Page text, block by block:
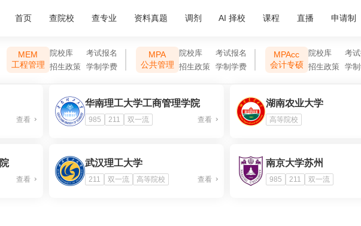
首页 查院校 查专业 资料真题 调剂 AI 择校 课程 直播 申请制
MEM
工程管理
院校库
考试报名
招生政策
学制学费
MPA
公共管理
院校库
考试报名
招生政策
学制学费
MPAcc
会计专硕
院校库
考
招生政策
学
查看
华南理工大学工商管理学院
985 211 双一流 查看
湖南农业大学
高等院校
查看
武汉理工大学
211 双一流 高等院校 查看
南京大学苏州
985 211 双一流